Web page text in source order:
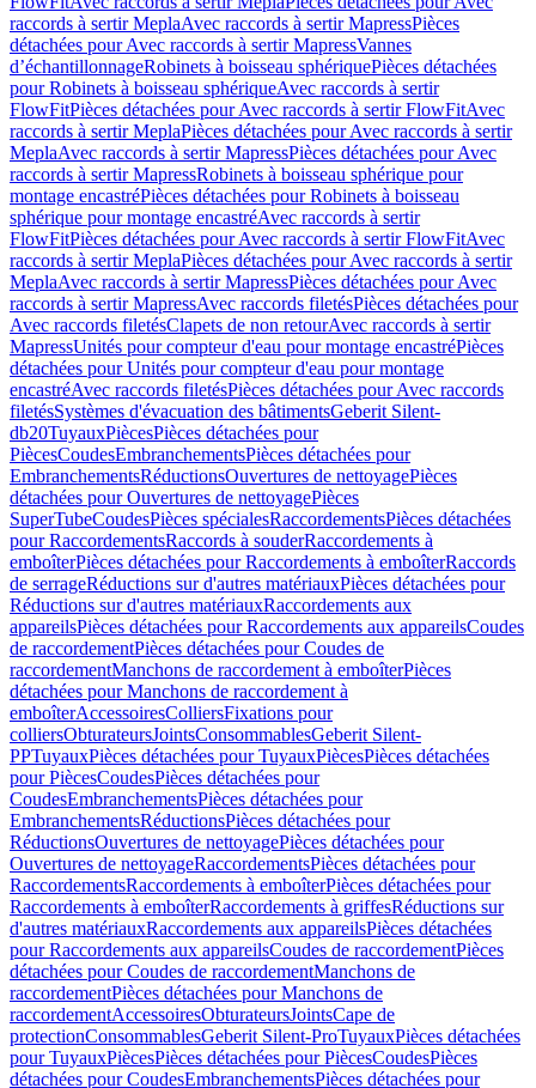
raccords à sertir MeplaAvec raccords à sertir MapressPièces
détachées pour Avec raccords à sertir MapressVannes
d’échantillonnageRobinets à boisseau sphériquePièces détachées
pour Robinets à boisseau sphériqueAvec raccords à sertir
FlowFitPièces détachées pour Avec raccords à sertir FlowFitAvec
raccords à sertir MeplaPièces détachées pour Avec raccords à sertir
MeplaAvec raccords à sertir MapressPièces détachées pour Avec
raccords à sertir MapressRobinets à boisseau sphérique pour
montage encastréPièces détachées pour Robinets à boisseau
sphérique pour montage encastréAvec raccords à sertir
FlowFitPièces détachées pour Avec raccords à sertir FlowFitAvec
raccords à sertir MeplaPièces détachées pour Avec raccords à sertir
MeplaAvec raccords à sertir MapressPièces détachées pour Avec
raccords à sertir MapressAvec raccords filetésPièces détachées pour
Avec raccords filetésClapets de non retourAvec raccords à sertir
MapressUnités pour compteur d'eau pour montage encastréPièces
détachées pour Unités pour compteur d'eau pour montage
encastréAvec raccords filetésPièces détachées pour Avec raccords
filetésSystèmes d'évacuation des bâtimentsGeberit Silent-
db20TuyauxPiècesPièces détachées pour
PiècesCoudesEmbranchementsPièces détachées pour
EmbranchementsRéductionsOuvertures de nettoyagePièces
détachées pour Ouvertures de nettoyagePièces
SuperTubeCoudesPièces spécialesRaccordementsPièces détachées
pour RaccordementsRaccords à souderRaccordements à
emboîterPièces détachées pour Raccordements à emboîterRaccords
de serrageRéductions sur d'autres matériauxPièces détachées pour
Réductions sur d'autres matériauxRaccordements aux
appareilsPièces détachées pour Raccordements aux appareilsCoudes
de raccordementPièces détachées pour Coudes de
raccordementManchons de raccordement à emboîterPièces
détachées pour Manchons de raccordement à
emboîterAccessoiresColliersFixations pour
colliersObturateursJointsConsommablesGeberit Silent-
PPTuyauxPièces détachées pour TuyauxPiècesPièces détachées
pour PiècesCoudesPièces détachées pour
CoudesEmbranchementsPièces détachées pour
EmbranchementsRéductionsPièces détachées pour
RéductionsOuvertures de nettoyagePièces détachées pour
Ouvertures de nettoyageRaccordementsPièces détachées pour
RaccordementsRaccordements à emboîterPièces détachées pour
Raccordements à emboîterRaccordements à griffesRéductions sur
d'autres matériauxRaccordements aux appareilsPièces détachées
pour Raccordements aux appareilsCoudes de raccordementPièces
détachées pour Coudes de raccordementManchons de
raccordementPièces détachées pour Manchons de
raccordementAccessoiresObturateursJointsCape de
protectionConsommablesGeberit Silent-ProTuyauxPièces détachées
pour TuyauxPiècesPièces détachées pour PiècesCoudesPièces
détachées pour CoudesEmbranchementsPièces détachées pour